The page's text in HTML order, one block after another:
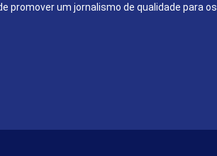
promover um jornalismo de qualidade para os